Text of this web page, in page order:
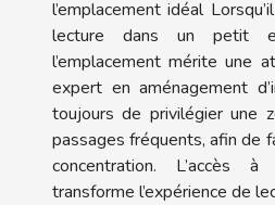
l’emplacement idéal
lecture dans un petit
l’emplacement mérite une
expert en aménagement
toujours de privilégier une
passages fréquents, afin de
concentration. L’accès
transforme l’expérience de